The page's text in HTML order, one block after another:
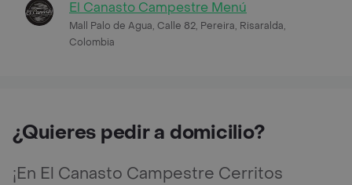
El Canasto Campestre Menú
Mall Palo de Agua, Calle 82, Pereira, Risaralda,
Colombia
¿Quieres pedir a domicilio?
¡En El Canasto Campestre Cerritos